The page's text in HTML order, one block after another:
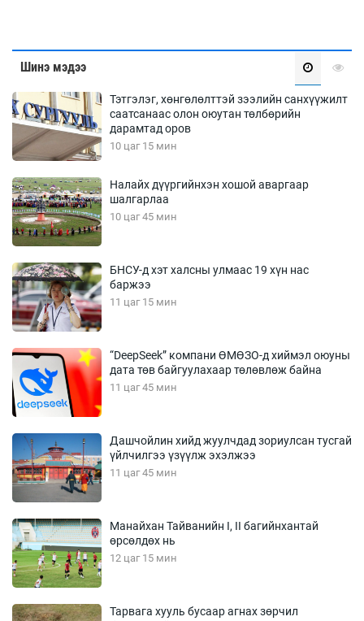
Шинэ мэдээ
Тэтгэлэг, хөнгөлөлттэй зээлийн санхүүжилт
саатсанаас олон оюутан төлбөрийн
дарамтад оров
10 цаг 15 мин
Налайх дүүргийнхэн хошой аваргаар
шалгарлаа
10 цаг 45 мин
БНСУ-д хэт халсны улмаас 19 хүн нас
баржээ
11 цаг 15 мин
“DeepSeek” компани ӨМӨЗО-д хиймэл оюуны
дата төв байгуулахаар төлөвлөж байна
11 цаг 45 мин
Дашчойлин хийд жуулчдад зориулсан тусгай
үйлчилгээ үзүүлж эхэлжээ
11 цаг 45 мин
Манайхан Тайванийн I, II багийнхантай
өрсөлдөх нь
12 цаг 15 мин
Тарвага хууль бусаар агнах зөрчил